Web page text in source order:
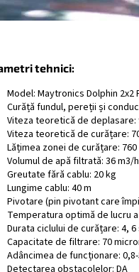
tehnici:
Model: Maytronics Dolphin 2x2
Curăță fundul, pereții și
Viteza teoretică de deplasare:
Viteza teoretică de curățare:
Lățimea zonei de curățare: 760
Volumul de apă filtrată: 36 m3/
Greutate fără cablu: 20 kg
Lungime cablu: 40 m
Pivotare (pin pivotant care
Temperatura optimă de lucru a
Durata ciclului de curățare: 4, 6
Capacitate de filtrare: 70
Adâncimea de funcționare: